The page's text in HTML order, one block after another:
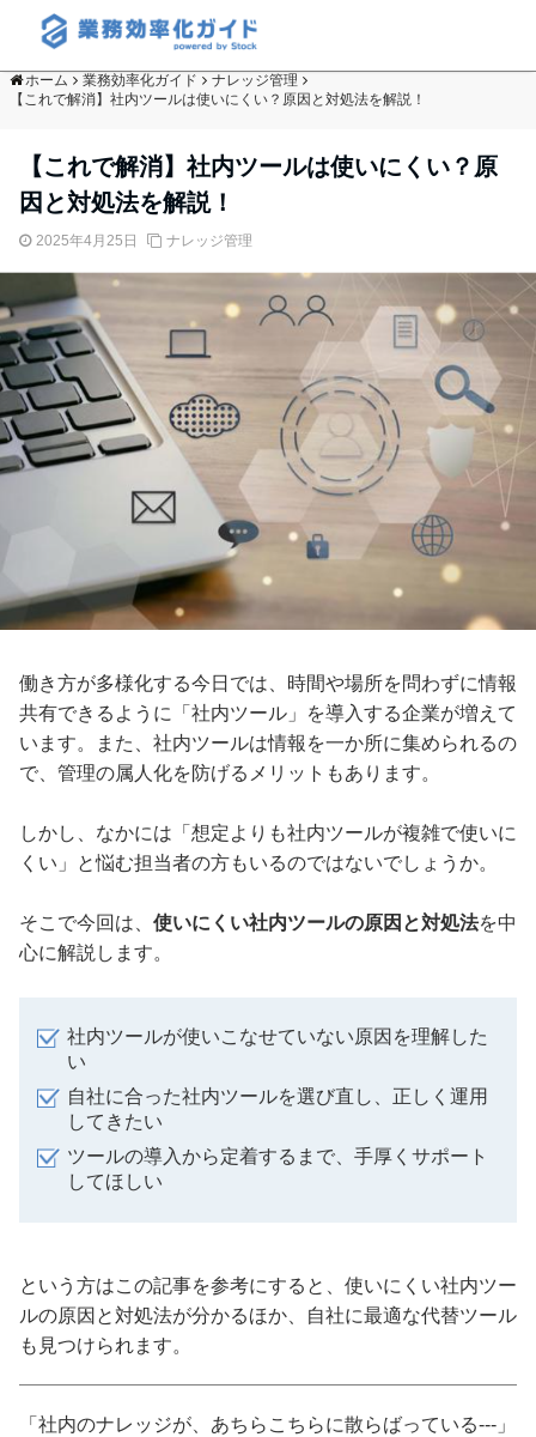
ホーム 業務効率化ガイド
ナレッジ管理
【これで解消】社内ツールは使いにくい？原因と対処法を解説！
【これで解消】社内ツールは使いにくい？原
因と対処法を解説！
2025年4月25日 ナレッジ管理
働き方が多様化する今日では、時間や場所を問わずに情報
共有できるように「社内ツール」を導入する企業が増えて
います。また、社内ツールは情報を一か所に集められるの
で、管理の属人化を防げるメリットもあります。
しかし、なかには「想定よりも社内ツールが複雑で使いに
くい」と悩む担当者の方もいるのではないでしょうか。
そこで今回は、 使いにくい社内ツールの原因と対処法を中
心に解説します。
社内ツールが使いこなせていない原因を理解した
い
自社に合った社内ツールを選び直し、正しく運用
してきたい
ツールの導入から定着するまで、手厚くサポート
してほしい
という方はこの記事を参考にすると、使いにくい社内ツー
ルの原因と対処法が分かるほか、自社に最適な代替ツール
も見つけられます。
「社内のナレッジが、あちらこちらに散らばっている---」